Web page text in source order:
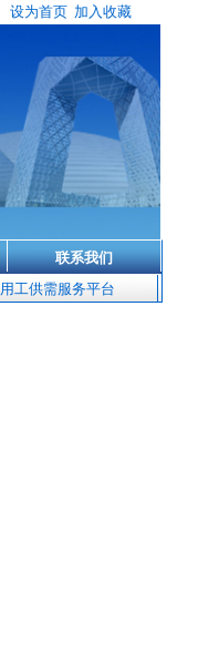
设为首页 加入收藏
联系我们
工供需服务平台